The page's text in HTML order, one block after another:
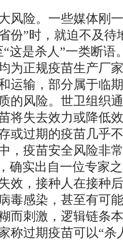
险。一些媒体刚一
份”时，就迫不及待
这是杀人”一类断语
为正规疫苗生产厂
运输，部分属于临
的风险。世卫组织
将失去效力或降低
或过期的疫苗几乎
，疫苗安全风险非
确实出自一位专家
效，接种人在接种
毒感染，甚至有可
而刺激，逻辑链条
称过期疫苗可以“杀